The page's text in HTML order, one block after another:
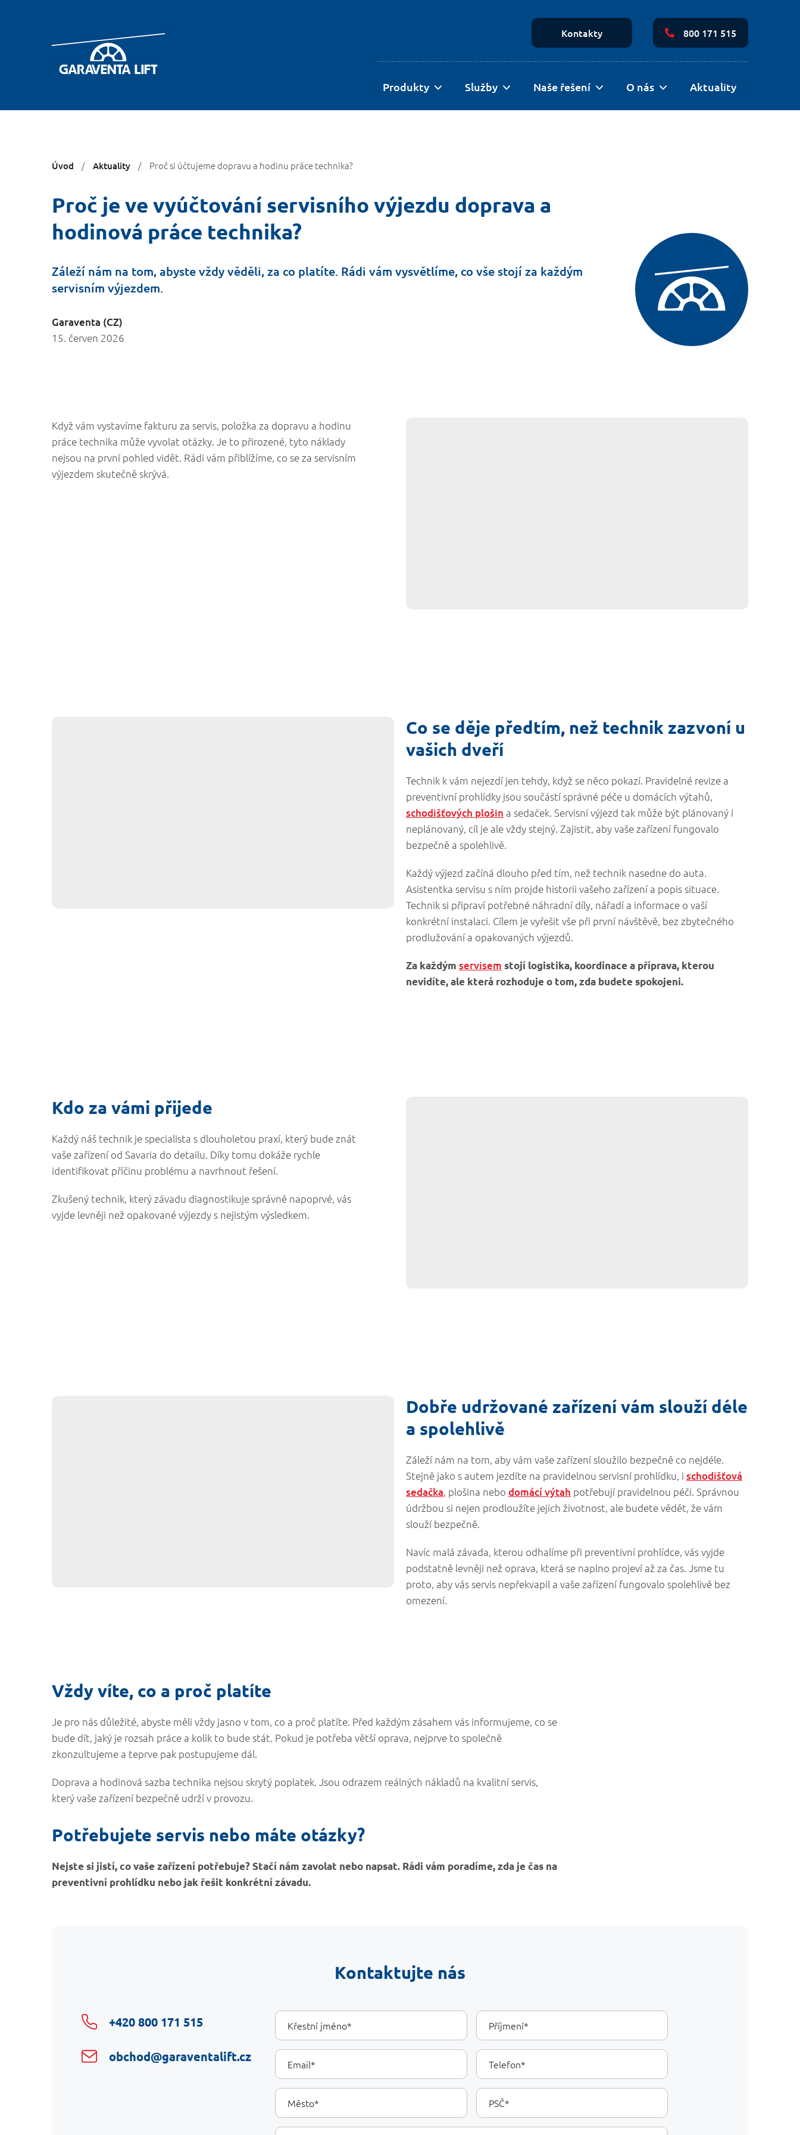
Kontakty
800 171 515
Produkty Služby Naše řešení O nás Aktuality
Úvod Aktuality Proč si účtujeme dopravu a hodinu práce technika?
Proč je ve vyúčtování servisního výjezdu doprava a
hodinová práce technika?
Záleží nám na tom, abyste vždy věděli, za co platíte. Rádi vám vysvětlíme, co vše stojí za každým
servisním výjezdem.
Garaventa (CZ)
15. červen 2026
Když vám vystavíme fakturu za servis, položka za dopravu a hodinu
práce technika může vyvolat otázky. Je to přirozené, tyto náklady
nejsou na první pohled vidět. Rádi vám přiblížíme, co se za servisním
výjezdem skutečně skrývá.
Co se děje předtím, než technik zazvoní u
vašich dveří
Technik k vám nejezdí jen tehdy, když se něco pokazí. Pravidelné revize a
preventivní prohlídky jsou součástí správné péče u domácích výtahů,
schodišťových plošin a sedaček. Servisní výjezd tak může být plánovaný i
neplánovaný, cíl je ale vždy stejný. Zajistit, aby vaše zařízení fungovalo
bezpečně a spolehlivě.
Každý výjezd začíná dlouho před tím, než technik nasedne do auta.
Asistentka servisu s ním projde historii vašeho zařízení a popis situace.
Technik si připraví potřebné náhradní díly, nářadí a informace o vaší
konkrétní instalaci. Cílem je vyřešit vše při první návštěvě, bez zbytečného
prodlužování a opakovaných výjezdů.
Za každým servisem stojí logistika, koordinace a příprava, kterou
nevidíte, ale která rozhoduje o tom, zda budete spokojeni.
Kdo za vámi přijede
Každý náš technik je specialista s dlouholetou praxí, který bude znát
vaše zařízení od Savaria do detailu. Díky tomu dokáže rychle
identifikovat příčinu problému a navrhnout řešení.
Zkušený technik, který závadu diagnostikuje správně napoprvé, vás
vyjde levněji než opakované výjezdy s nejistým výsledkem.
Dobře udržované zařízení vám slouží déle
a spolehlivě
Záleží nám na tom, aby vám vaše zařízení sloužilo bezpečně co nejdéle.
Stejně jako s autem jezdíte na pravidelnou servisní prohlídku, i schodišťová
sedačka, plošina nebo domácí výtah potřebují pravidelnou péči. Správnou
údržbou si nejen prodloužíte jejich životnost, ale budete vědět, že vám
slouží bezpečně.
Navíc malá závada, kterou odhalíme při preventivní prohlídce, vás vyjde
podstatně levněji než oprava, která se naplno projeví až za čas. Jsme tu
proto, aby vás servis nepřekvapil a vaše zařízení fungovalo spolehlivě bez
omezení.
Vždy víte, co a proč platíte
Je pro nás důležité, abyste měli vždy jasno v tom, co a proč platíte. Před každým zásahem vás informujeme, co se
bude dít, jaký je rozsah práce a kolik to bude stát. Pokud je potřeba větší oprava, nejprve to společně
zkonzultujeme a teprve pak postupujeme dál.
Doprava a hodinová sazba technika nejsou skrytý poplatek. Jsou odrazem reálných nákladů na kvalitní servis,
který vaše zařízení bezpečně udrží v provozu.
Potřebujete servis nebo máte otázky?
Nejste si jistí, co vaše zařízení potřebuje? Stačí nám zavolat nebo napsat. Rádi vám poradíme, zda je čas na
preventivní prohlídku nebo jak řešit konkrétní závadu.
Kontaktujte nás
+420 800 171 515
obchod@garaventalift.cz
Your
Details
Křestní
jméno
Příjmení
Email Telefon
Město PSČ
Vaše